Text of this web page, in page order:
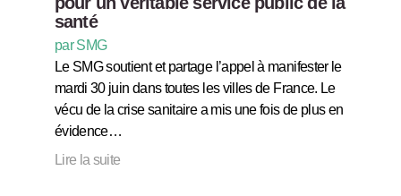
santé
par SMG
Le SMG soutient et partage l’appel à manifester le
mardi 30 juin dans toutes les villes de France. Le
vécu de la crise sanitaire a mis une fois de plus en
évidence…
Lire la suite